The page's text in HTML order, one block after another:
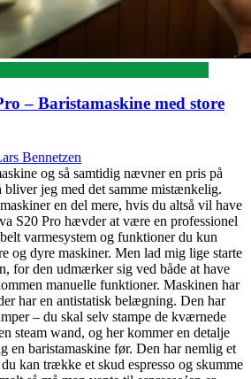
– Baristamaskine med store
Bennetzen
og så samtidig nævner en pris på
jeg med det samme mistænkelig.
en del mere, hvis du altså vil have
S20 Pro hævder at være en professionel
varmesystem og funktioner du kun
og dyre maskiner. Men lad mig lige starte
for den udmærker sig ved både at have
manuelle funktioner. Maskinen har
har en antistatisk belægning. Den har
– du skal selv stampe de kværnede
steam wand, og her kommer en detalje
en baristamaskine før. Den har nemlig et
kan trække et skud espresso og skumme